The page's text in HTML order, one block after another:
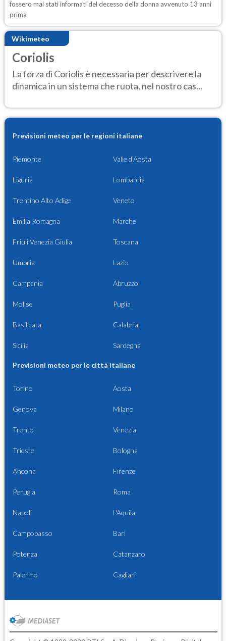
fossero mai stati informati del decesso della donna avvenuto 13 anni
prima
Wikimeteo
Coriolis
La forza di Coriolis è necessaria per descrivere la
dinamica in un sistema che ruota, nel nostro cas...
Previsioni meteo per le regioni italiane
Piemonte Valle d'Aosta
Liguria Lombardia
Trentino Alto Adige Veneto
Emilia Romagna Marche
Friuli Venezia Giulia Toscana
Umbria Lazio
Campania Abruzzo
Molise Puglia
Basilicata Calabria
Sicilia Sardegna
Previsioni meteo per le città italiane
Torino Aosta
Genova Milano
Trento Venezia
Trieste Bologna
Ancona Firenze
Perugia Roma
Napoli L'Aquila
Campobasso Bari
Potenza Catanzaro
Palermo Cagliari